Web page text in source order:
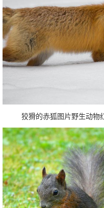
狡猾的赤狐图片野生动物